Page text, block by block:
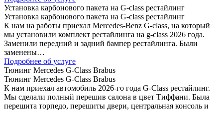
Установка карбонового пакета на G-class рестайлинг
Установка карбонового пакета на G-class рестайлинг
К нам на работы приехал Mercedes-Benz G-class, на который
мы установили комплект рестайлинга на g-class 2026 года.
Заменили передний и задний бампер рестайлинга. Были
заменены…
Подробнее об услуге
Тюнинг Mercedes G-Class Brabus
Тюнинг Mercedes G-Class Brabus
К нам приехал автомобиль 2026-го года G-Class рестайлинг.
Мы сделали полный перешив салона в цвет Тиффани. Была
перешита торпедо, перешиты двери, центральная консоль и